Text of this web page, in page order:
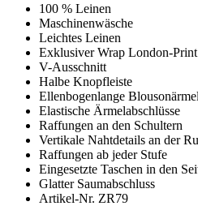
100 % Leinen
Maschinenwäsche
Leichtes Leinen
Exklusiver Wrap London-Print
V-Ausschnitt
Halbe Knopfleiste
Ellenbogenlange Blousonärmel
Elastische Ärmelabschlüsse
Raffungen an den Schultern
Vertikale Nahtdetails an der
Raffungen ab jeder Stufe
Eingesetzte Taschen in den
Glatter Saumabschluss
Artikel-Nr. ZR79